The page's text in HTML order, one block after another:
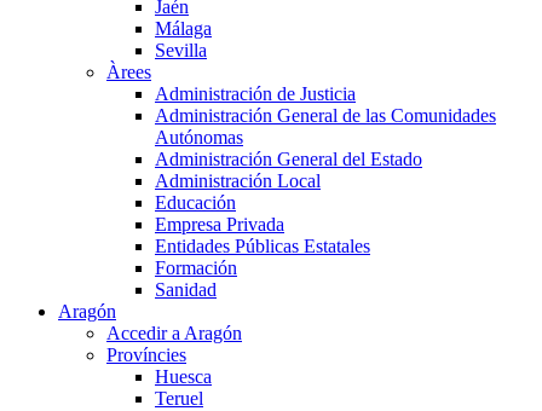
Jaén
Málaga
Sevilla
Àrees
Administración de Justicia
Administración General de las Comunidades
Autónomas
Administración General del Estado
Administración Local
Educación
Empresa Privada
Entidades Públicas Estatales
Formación
Sanidad
Aragón
Accedir a Aragón
Províncies
Huesca
Teruel